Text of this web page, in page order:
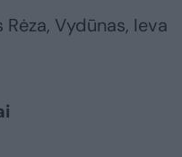
Vydūnas, Ieva